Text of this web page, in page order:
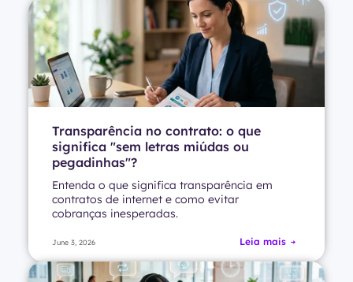
Transparência no contrato: o que
significa "sem letras miúdas ou
pegadinhas"?
Entenda o que significa transparência em
contratos de internet e como evitar
cobranças inesperadas.
June 3, 2026 Leia mais